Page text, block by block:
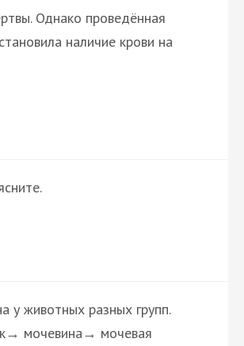
Однако проведённая
наличие крови на
у животных разных групп.
мочевина→ мочевая